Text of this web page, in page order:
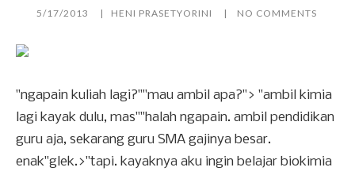
5/17/2013 HENI PRASETYORINI NO COMMENTS
"ngapain kuliah lagi?""mau ambil apa?"> "ambil kimia
lagi kayak dulu, mas""halah ngapain. ambil pendidikan
guru aja, sekarang guru SMA gajinya besar.
enak"glek.>"tapi. kayaknya aku ingin belajar biokimia